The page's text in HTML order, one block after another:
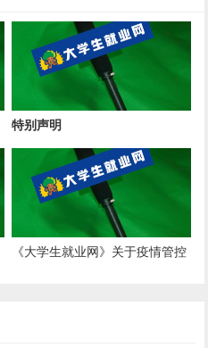
特别声明 ​
《大学生就业网》关于疫情管控